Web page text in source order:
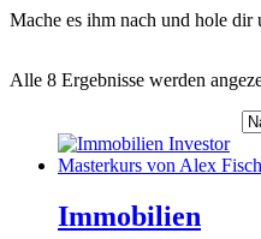
Mache es ihm nach und hole dir
Alle 8 Ergebnisse werden
Immobilien